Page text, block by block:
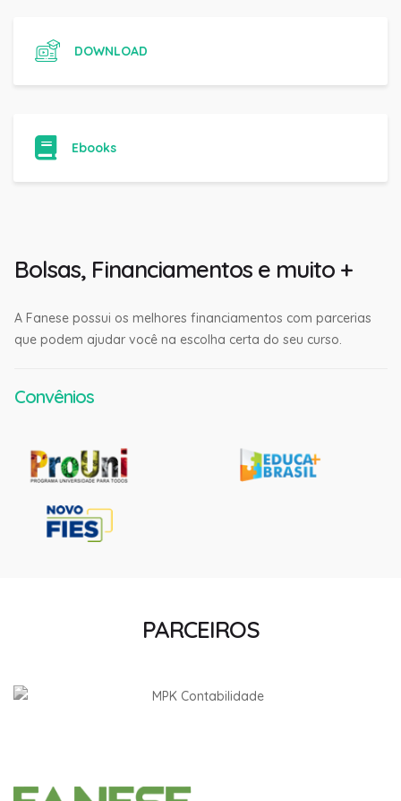
DOWNLOAD
Ebooks
Bolsas, Financiamentos e muito +
A Fanese possui os melhores financiamentos com parcerias
que podem ajudar você na escolha certa do seu curso.
Convênios
PARCEIROS